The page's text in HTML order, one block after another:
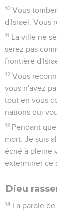
10 Vous
d'Israël. Vous
11 La ville ne
serez pas
frontière
12 Vous
vous n'avez
tout en vous
nations qui
13 Pendant
mort. Je suis
écrié à pleine
exterminer ce
Dieu
14 La parole de